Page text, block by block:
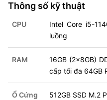
Thông số kỹ thuật
CPU
Intel Core i5-
luồng
RAM
16GB (2x8GB)
cấp tối đa 64GB
Ổ Cứng
512GB SSD M.2